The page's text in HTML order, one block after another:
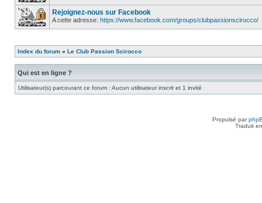
Rejoignez-nous sur Facebook
A cette adresse: https://www.facebook.com/groups/clubpassionscirocco/
Index du forum » Le Club Passion Scirocco
Qui est en ligne ?
Utilisateur(s) parcourant ce forum : Aucun utilisateur inscrit et 1 invité
Propulsé par
Traduit